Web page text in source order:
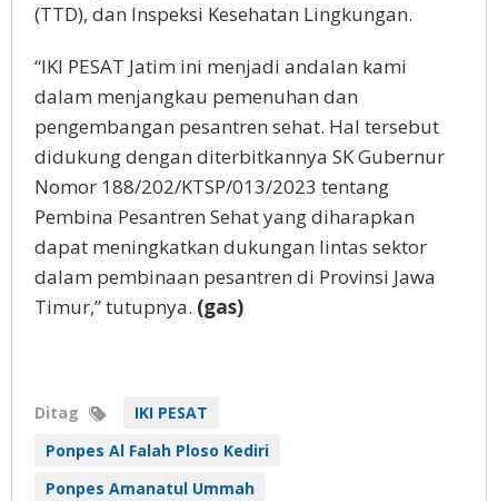
(TTD), dan Inspeksi Kesehatan Lingkungan.
“IKI PESAT Jatim ini menjadi andalan kami
dalam menjangkau pemenuhan dan
pengembangan pesantren sehat. Hal tersebut
didukung dengan diterbitkannya SK Gubernur
Nomor 188/202/KTSP/013/2023 tentang
Pembina Pesantren Sehat yang diharapkan
dapat meningkatkan dukungan lintas sektor
dalam pembinaan pesantren di Provinsi Jawa
Timur,” tutupnya. (gas)
Ditag
IKI PESAT
Ponpes Al Falah Ploso Kediri
Ponpes Amanatul Ummah